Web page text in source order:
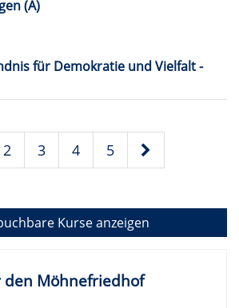
(A)
für Demokratie und Vielfalt -
2 3 4 5
Kurse anzeigen
den Möhnefriedhof